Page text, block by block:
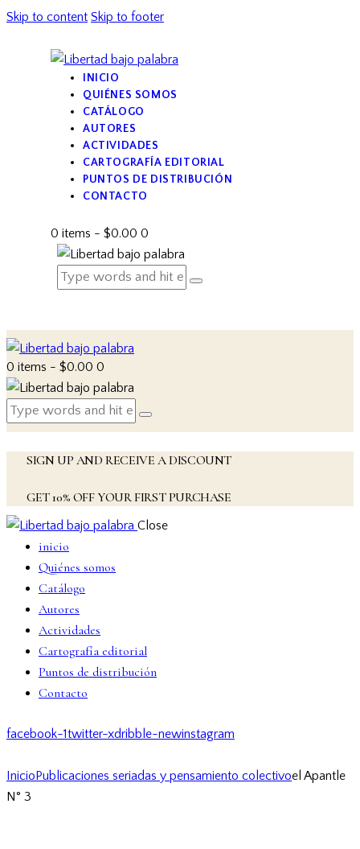
Skip to content Skip to footer
INICIO
QUIÉNES SOMOS
CATÁLOGO
AUTORES
ACTIVIDADES
CARTOGRAFÍA EDITORIAL
PUNTOS DE DISTRIBUCIÓN
CONTACTO
0 items - $0.00 0
0 items - $0.00 0
SIGN UP AND RECEIVE A DISCOUNT
GET 10% OFF YOUR FIRST PURCHASE
Close
inicio
Quiénes somos
Catálogo
Autores
Actividades
Cartografía editorial
Puntos de distribución
Contacto
facebook-1twitter-xdribble-newinstagram
InicioPublicaciones seriadas y pensamiento colectivoel Apantle
N° 3